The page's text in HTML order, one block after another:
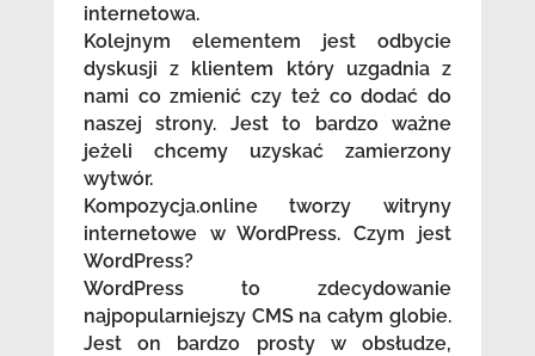
internetowa.
Kolejnym elementem jest odbycie
dyskusji z klientem który uzgadnia z
nami co zmienić czy też co dodać do
naszej strony. Jest to bardzo ważne
jeżeli chcemy uzyskać zamierzony
wytwór.
Kompozycja.online tworzy witryny
internetowe w WordPress. Czym jest
WordPress?
WordPress to zdecydowanie
najpopularniejszy CMS na całym globie.
Jest on bardzo prosty w obsłudze,